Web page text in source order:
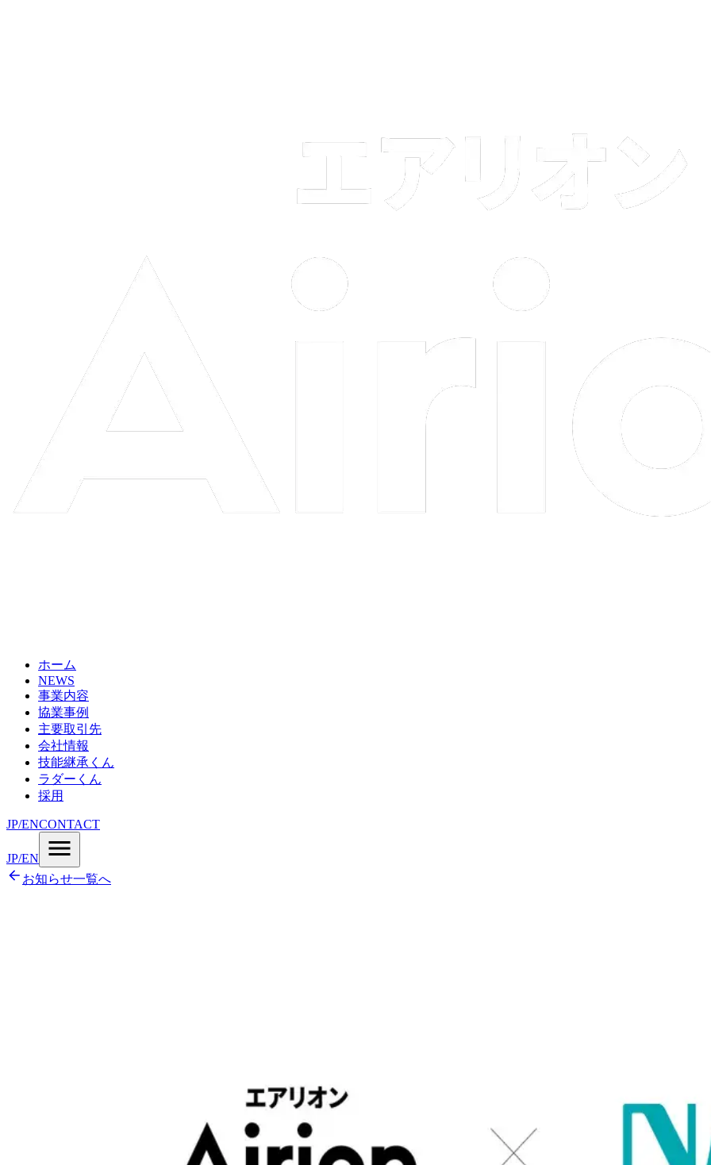
ホーム
NEWS
事業内容
協業事例
主要取引先
会社情報
技能継承くん
ラダーくん
採用
JP/ENCONTACT
JP/EN
お知らせ一覧へ